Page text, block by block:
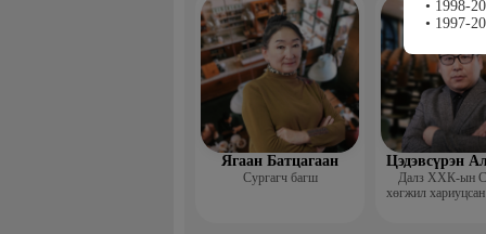
• 1998-
• 1997-
сургагч
Ягаан Батцагаан
Сургагч багш
Цэдэвсүрэн
Далз ХХК-ын
хөгжил